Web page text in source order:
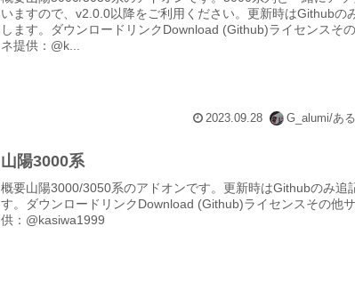
いますので、v2.0.0以降をご利用ください。更新時はGithubの
します。ダウンロードリンクDownload (Github)ライセンスそ
ネ提供：@k...
2023.09.28 G_alumi/あ
山陽3000系
概要山陽3000/3050系のアドオンです。更新時はGithubのみ追
す。ダウンロードリンクDownload (Github)ライセンスその他
供：@kasiwa1999